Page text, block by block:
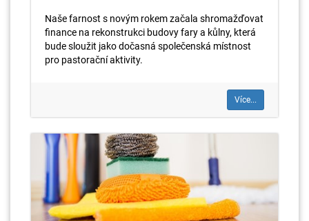
Naše farnost s novým rokem začala shromažďovat
finance na rekonstrukci budovy fary a kůlny, která
bude sloužit jako dočasná společenská místnost
pro pastorační aktivity.
Více...